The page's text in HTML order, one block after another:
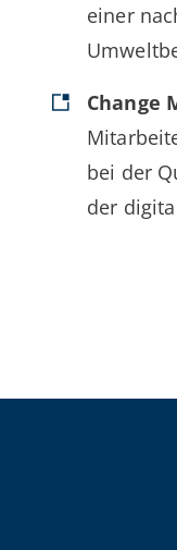
einer
Change
bei der
der